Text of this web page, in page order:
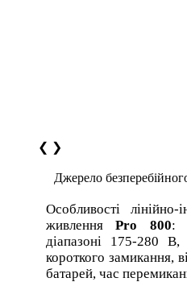
❮ ❯
Джерело
Особливості лінійно-
живленняPro 800:
діапазоні 175-280 В,
короткого замикання,
батарей, час